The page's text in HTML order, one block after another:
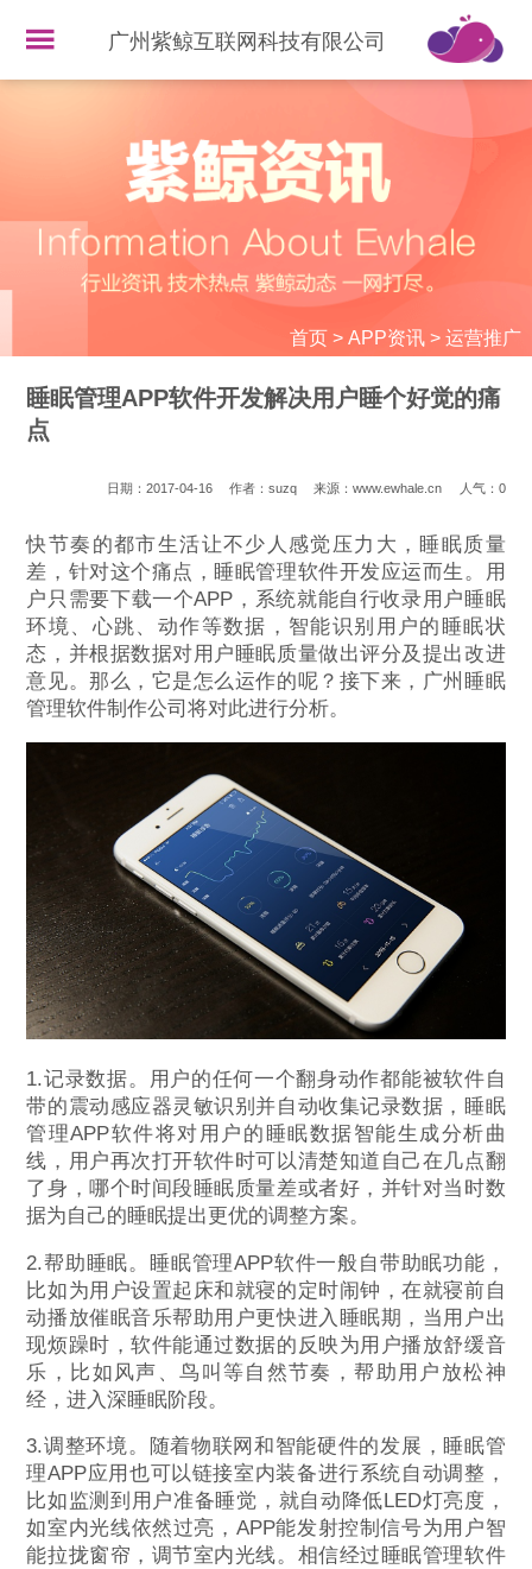
广州紫鲸互联网科技有限公司
首页> APP资讯> 运营推广
睡眠管理APP软件开发解决用户睡个好觉的痛
点
日期：2017-04-16 作者：suzq 来源：www.ewhale.cn 人气： 0
快节奏的都市生活让不少人感觉压力大，睡眠质量
差，针对这个痛点，睡眠管理软件开发应运而生。用
户只需要下载一个APP，系统就能自行收录用户睡眠
环境、心跳、动作等数据，智能识别用户的睡眠状
态，并根据数据对用户睡眠质量做出评分及提出改进
意见。那么，它是怎么运作的呢？接下来，广州睡眠
管理软件制作公司将对此进行分析。
1.记录数据。用户的任何一个翻身动作都能被软件自
带的震动感应器灵敏识别并自动收集记录数据，睡眠
管理APP软件将对用户的睡眠数据智能生成分析曲
线，用户再次打开软件时可以清楚知道自己在几点翻
了身，哪个时间段睡眠质量差或者好，并针对当时数
据为自己的睡眠提出更优的调整方案。
2.帮助睡眠。睡眠管理APP软件一般自带助眠功能，
比如为用户设置起床和就寝的定时闹钟，在就寝前自
动播放催眠音乐帮助用户更快进入睡眠期，当用户出
现烦躁时，软件能通过数据的反映为用户播放舒缓音
乐，比如风声、鸟叫等自然节奏，帮助用户放松神
经，进入深睡眠阶段。
3.调整环境。随着物联网和智能硬件的发展，睡眠管
理APP应用也可以链接室内装备进行系统自动调整，
比如监测到用户准备睡觉，就自动降低LED灯亮度，
如室内光线依然过亮，APP能发射控制信号为用户智
能拉拢窗帘，调节室内光线。相信经过睡眠管理软件